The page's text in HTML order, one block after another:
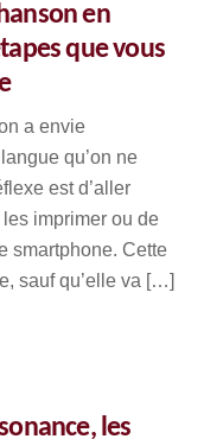
en
que vous
a envie
qu’on ne
est d’aller
imprimer ou de
smartphone. Cette
sauf qu’elle va […]
les